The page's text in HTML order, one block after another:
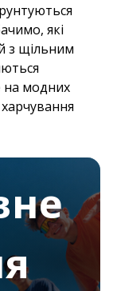
які
з щільним
на модних